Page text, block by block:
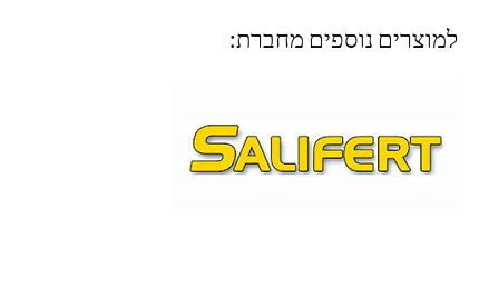
למוצרים נוספים מחברת: